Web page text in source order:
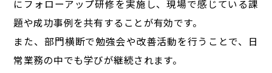
にフォローアップ研修を実施し、現場で感じている課
題や成功事例を共有することが有効です。
また、部門横断で勉強会や改善活動を行うことで、日
常業務の中でも学びが継続されます。